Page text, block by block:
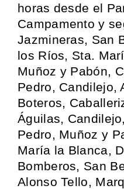
horas desde el
Campamento y
Jazmineras, San
los Ríos, Sta.
Muñoz y Pabón,
Pedro, Candilejo,
Boteros,
Águilas,
Pedro, Muñoz y
María la Blanca,
Bomberos, San
Alonso Tello,